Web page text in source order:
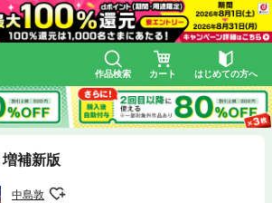
作品検索 カート はじめての方へ
補新版
中島敦